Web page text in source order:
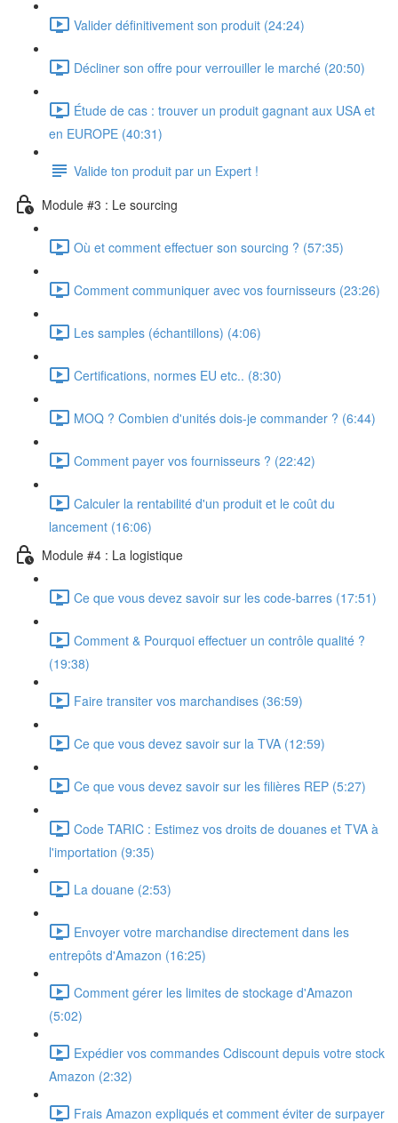
Valider définitivement son produit (24:24)
Décliner son offre pour verrouiller le marché (20:50)
Étude de cas : trouver un produit gagnant aux USA et
en EUROPE (40:31)
Valide ton produit par un Expert !
Module #3 : Le sourcing
Où et comment effectuer son sourcing ? (57:35)
Comment communiquer avec vos fournisseurs (23:26)
Les samples (échantillons) (4:06)
Certifications, normes EU etc.. (8:30)
MOQ ? Combien d'unités dois-je commander ? (6:44)
Comment payer vos fournisseurs ? (22:42)
Calculer la rentabilité d'un produit et le coût du
lancement (16:06)
Module #4 : La logistique
Ce que vous devez savoir sur les code-barres (17:51)
Comment & Pourquoi effectuer un contrôle qualité ?
(19:38)
Faire transiter vos marchandises (36:59)
Ce que vous devez savoir sur la TVA (12:59)
Ce que vous devez savoir sur les filières REP (5:27)
Code TARIC : Estimez vos droits de douanes et TVA à
l'importation (9:35)
La douane (2:53)
Envoyer votre marchandise directement dans les
entrepôts d'Amazon (16:25)
Comment gérer les limites de stockage d'Amazon
(5:02)
Expédier vos commandes Cdiscount depuis votre stock
Amazon (2:32)
Frais Amazon expliqués et comment éviter de surpayer